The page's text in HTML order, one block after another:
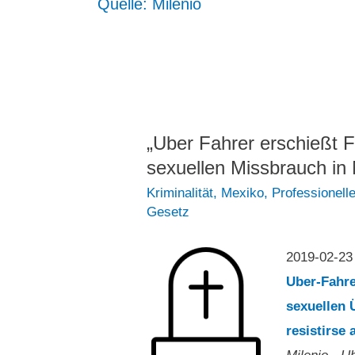
Quelle: Milenio
„Uber Fahrer erschießt
sexuellen Missbrauch in
Kriminalität, Mexiko,
Gesetz
2019-02-23
Uber-
sexuellen
resistirse